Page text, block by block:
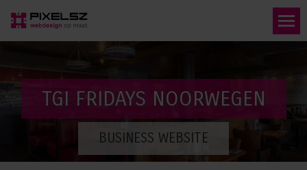
TGI FRIDAYS NOORWEGEN
BUSINESS WEBSITE